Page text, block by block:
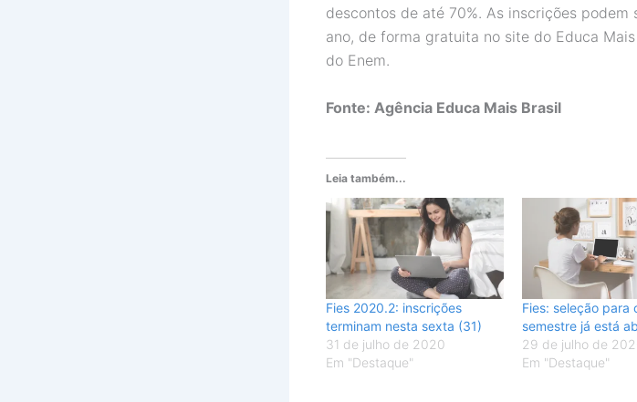
descontos de até 70%. As inscrições
ano, de forma gratuita no site do Educa
do Enem.
Fonte: Agência Educa Mais Brasil
Leia também...
Fies 2020.2: inscrições
terminam nesta sexta (31)
31 de julho de 2020
Em "Destaque"
Fies: seleção para
semestre já está
29 de julho de
Em "Destaque"